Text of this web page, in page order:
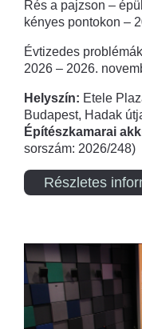
Rés a pajzson –
kényes pontokon –
Évtizedes
2026 – 2026.
Helyszín: Etele
Budapest, Hadak
Építészkamarai
sorszám: 2026/248)
Részletes